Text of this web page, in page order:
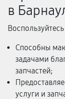
в
Способны
задачами
запчастей;
услуги и